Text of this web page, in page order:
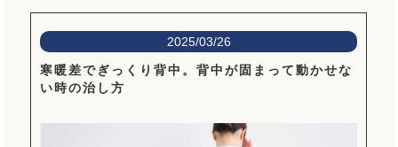
2025/03/26
寒暖差でぎっくり背中。背中が固まって動かせな
い時の治し方